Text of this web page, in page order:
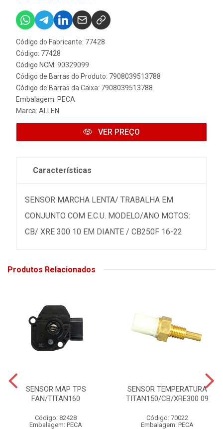
Código do Fabricante: 77428
Código: 77428
Código NCM: 90329099
Código de Barras do Produto: 7908039513788
Código de Barras da Caixa: 7908039513788
Embalagem: PECA
Marca: ALLEN
VER PREÇO
Características
SENSOR MARCHA LENTA/ TRABALHA EM
CONJUNTO COM E.C.U. MODELO/ANO MOTOS:
CB/ XRE 300 10 EM DIANTE / CB250F 16-22
Produtos Relacionados
SENSOR MAP TPS
FAN/TITAN160
Código: 82428
Embalagem: PECA
SENSOR TEMPERATURA
TITAN150/CB/XRE300 09
Código: 70022
Embalagem: PECA